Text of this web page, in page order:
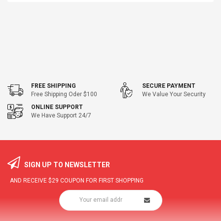
FREE SHIPPING
Free Shipping Oder $100
SECURE PAYMENT
We Value Your Security
ONLINE SUPPORT
We Have Support 24/7
SIGN UP TO NEWSLETTER
AND RECEIVE $29 COUPON FOR FIRST SHOPPING